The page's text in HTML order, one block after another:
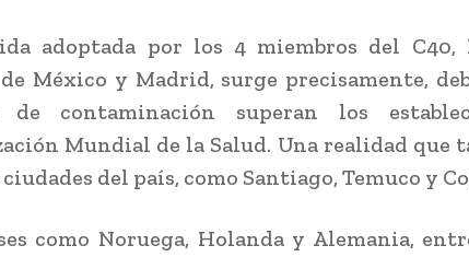
adoptada por los 4 miembros del C40,
México y Madrid, surge precisamente,
de contaminación superan los
Mundial de la Salud. Una realidad que
del país, como Santiago, Temuco y
como Noruega, Holanda y Alemania,